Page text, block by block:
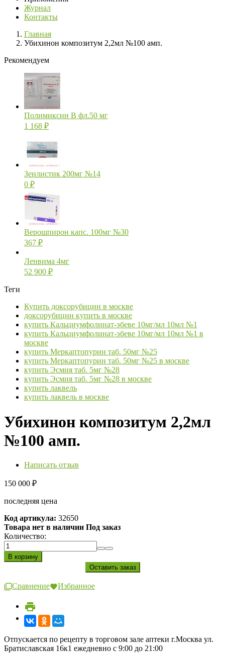
Журнал
Контакты
Главная
Убихинон композитум 2,2мл №100 амп.
Рекомендуем
Полимиксин В фл.50 мг
1 168 ₽
Зенлистик 200мг №14
0 ₽
Верошпирон капс. 100мг №30
367 ₽
Ленвима 4мг
52 900 ₽
Теги
Купить доксорубицин в москве
доксорубицин купить в москве
купить Кальциумфолинат-эбеве 10мг/мл 10мл №1
купить Кальциумфолинат-эбеве 10мг/мл 10мл №1 в
москве
купить Меркаптопурин таб. 50мг №25
купить Меркаптопурин таб. 50мг №25 в москве
купить Эсмия таб. 5мг №28
купить Эсмия таб. 5мг №28 в москве
купить лаквель
купить лаквель в москве
Убихинон композитум 2,2мл
№100 амп.
Написать отзыв
150 000 ₽
последняя цена
Код артикула: 32650
Товара нет в наличии Под заказ
Количество:
Сравнение Избранное
Отпускается по рецепту в торговом зале аптеки г.Москва ул.
Братиславская 16к1 ежедневно с 9:00 до 21:00